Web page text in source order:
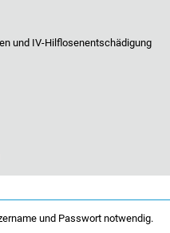
und IV-Hilflosenentschädigung
und Passwort notwendig.